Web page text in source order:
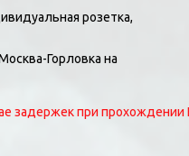
розетка,
Горловка на
задержек при